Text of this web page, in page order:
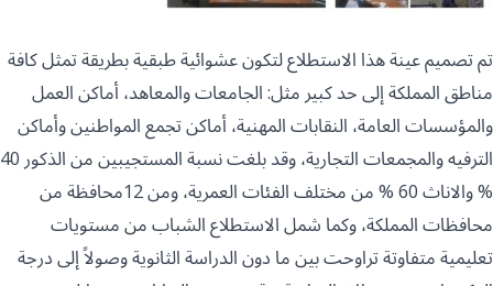
تم تصميم عينة هذا الاستطلاع لتكون عشوائية طبقية بطريقة تمثل كافة
مناطق المملكة إلى حد كبير مثل: الجامعات والمعاهد، أماكن العمل
والمؤسسات العامة، النقابات المهنية، أماكن تجمع المواطنين وأماكن
الترفيه والمجمعات التجارية، وقد بلغت نسبة المستجيبين من الذكور 40
% والاناث 60 % من مختلف الفئات العمرية، ومن 12محافظة من
محافظات المملكة، وكما شمل الاستطلاع الشباب من مستويات
تعليمية متفاوتة تراوحت بين ما دون الدراسة الثانوية وصولاً إلى درجة